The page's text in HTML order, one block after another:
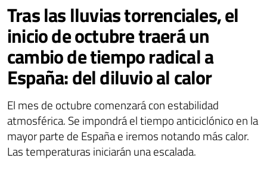
Tras las lluvias torrenciales, el
inicio de octubre traerá un
cambio de tiempo radical a
España: del diluvio al calor
El mes de octubre comenzará con estabilidad
atmosférica. Se impondrá el tiempo anticiclónico en la
mayor parte de España e iremos notando más calor.
Las temperaturas iniciarán una escalada.